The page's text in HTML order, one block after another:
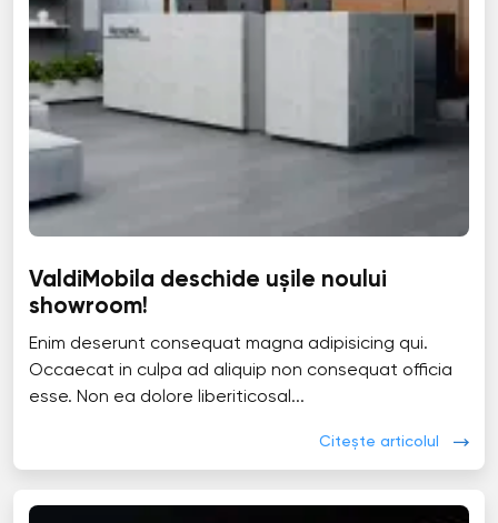
ValdiMobila deschide ușile noului
showroom!
Enim deserunt consequat magna adipisicing qui.
Occaecat in culpa ad aliquip non consequat officia
esse. Non ea dolore liberiticosal...
Citește articolul